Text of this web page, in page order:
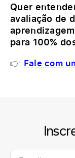
Quer
avaliação de
para 100%
👉 Fale com